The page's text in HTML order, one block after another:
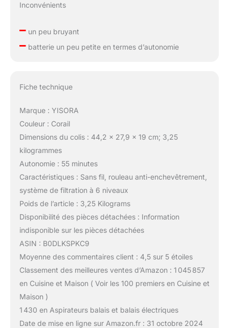
Inconvénients
–un peu bruyant
–batterie un peu petite en termes d’autonomie
Fiche technique
Marque : YISORA
Couleur : Corail
Dimensions du colis : 44,2 x 27,9 x 19 cm; 3,25
kilogrammes
Autonomie : 55 minutes
Caractéristiques : Sans fil, rouleau anti-enchevêtrement,
système de filtration à 6 niveaux
Poids de l’article : 3,25 Kilograms
Disponibilité des pièces détachées : Information
indisponible sur les pièces détachées
ASIN : B0DLKSPKC9
Moyenne des commentaires client : 4,5 sur 5 étoiles
Classement des meilleures ventes d’Amazon : 1 045 857
en Cuisine et Maison ( Voir les 100 premiers en Cuisine et
Maison )
1 430 en Aspirateurs balais et balais électriques
Date de mise en ligne sur Amazon.fr : 31 octobre 2024